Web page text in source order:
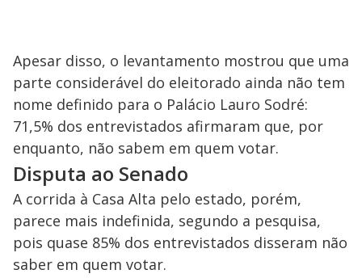
Apesar disso, o levantamento mostrou que uma
parte considerável do eleitorado ainda não tem
nome definido para o Palácio Lauro Sodré:
71,5% dos entrevistados afirmaram que, por
enquanto, não sabem em quem votar.
Disputa ao Senado
A corrida à Casa Alta pelo estado, porém,
parece mais indefinida, segundo a pesquisa,
pois quase 85% dos entrevistados disseram não
saber em quem votar.